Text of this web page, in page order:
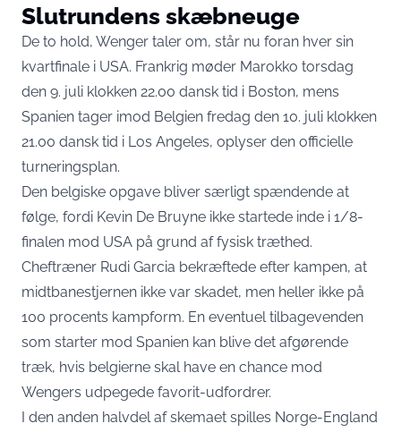
Slutrundens skæbneuge
De to hold, Wenger taler om, står nu foran hver sin
kvartfinale i USA. Frankrig møder Marokko torsdag
den 9. juli klokken 22.00 dansk tid i Boston, mens
Spanien tager imod Belgien fredag den 10. juli klokken
21.00 dansk tid i Los Angeles, oplyser den officielle
turneringsplan.
Den belgiske opgave bliver særligt spændende at
følge, fordi Kevin De Bruyne ikke startede inde i 1/8-
finalen mod USA på grund af fysisk træthed.
Cheftræner Rudi Garcia bekræftede efter kampen, at
midtbanestjernen ikke var skadet, men heller ikke på
100 procents kampform. En eventuel tilbagevenden
som starter mod Spanien kan blive det afgørende
træk, hvis belgierne skal have en chance mod
Wengers udpegede favorit-udfordrer.
I den anden halvdel af skemaet spilles Norge-England